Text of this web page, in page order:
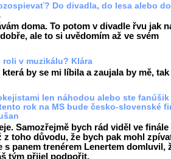
Do divadla, do lesa alebo do
doma. To potom v divadle řvu jak
ale to si uvědomím až ve svém
v muzikálu? Klára
by se mi líbila a zaujala by mě,
len náhodou alebo ste
rok na MS bude česko-slovenské
Samozřejmě bych rád viděl ve finále
z toho důvodu, že bych pak mohl
s panem trenérem Lenertem domluvil,
tým přijel podpořit.